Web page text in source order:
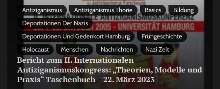
Antiziganismus Antiziganismus Thorie Basics
Bildung
Deportationen Der Nazis
Deportationen Und Gedenkort Hamburg
Frühgeschichte
Holocaust
Menschen Nachrichten Nazi Zeit
Bericht zum II. Internationalen
Antiziganismuskongress: „Theorien, Modelle und
Praxis“ Taschenbuch – 22. März 2023